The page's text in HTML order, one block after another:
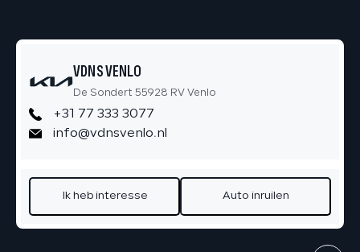
VDNS VENLO
De Sondert 55928 RV Venlo
+31 77 333 3077
info@vdnsvenlo.nl
Ik heb interesse Auto inruilen